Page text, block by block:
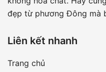
đẹp từ phương Đông mà
Liên kết nhanh
Trang chủ